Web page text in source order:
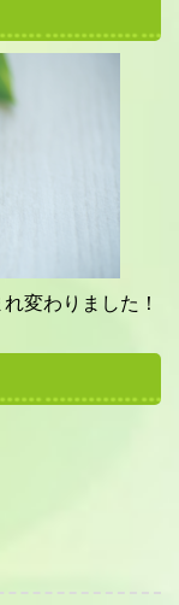
変わりました！